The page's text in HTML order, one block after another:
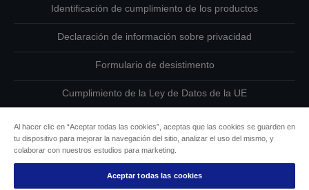
Identificación de cumplimiento de los productos
Declaración de información sobre privacidad
Formulario de desistimento
Cumplimiento de la Ley de Datos de la UE
Información sobre cookies
Compromiso de accesibilidad de Epson
Al hacer clic en “Aceptar todas las cookies”, aceptas que las cookies se guarden en
tu dispositivo para mejorar la navegación del sitio, analizar el uso del mismo, y
colaborar con nuestros estudios para marketing.
Aceptar todas las cookies